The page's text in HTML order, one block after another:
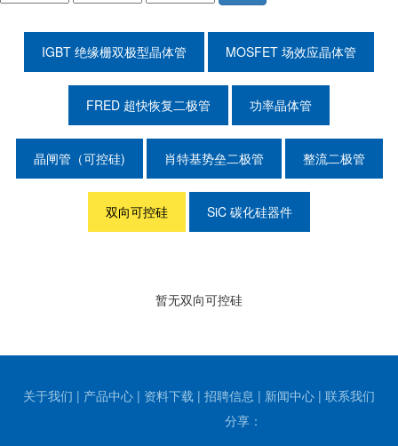
IGBT 绝缘栅双极型晶体管 MOSFET 场效应晶体管
FRED 超快恢复二极管 功率晶体管
晶闸管（可控硅) 肖特基势垒二极管 整流二极管
双向可控硅 SiC 碳化硅器件
暂无双向可控硅
关于我们 | 产品中心 | 资料下载 | 招聘信息 | 新闻中心 | 联系我们
分享：